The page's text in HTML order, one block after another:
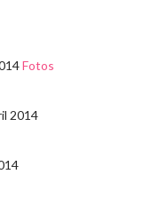
Fotos
2014